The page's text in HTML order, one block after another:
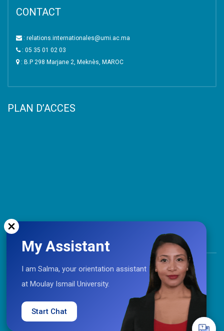
CONTACT
: relations.internationales@umi.ac.ma
: 05 35 01 02 03
: B.P 298 Marjane 2, Meknès, MAROC
PLAN D’ACCES
TOP
Coopération © 2021 Université Moulay Ismail
My Assistant
I am Salma, your orientation assistant
at Moulay Ismail University.
Start Chat